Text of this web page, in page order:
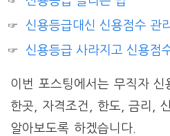
신용등급대신 신용점수 관
신용등급 사라지고 신용점
이번 포스팅에서는 무직자
한곳, 자격조건, 한도, 금리,
알아보도록 하겠습니다.